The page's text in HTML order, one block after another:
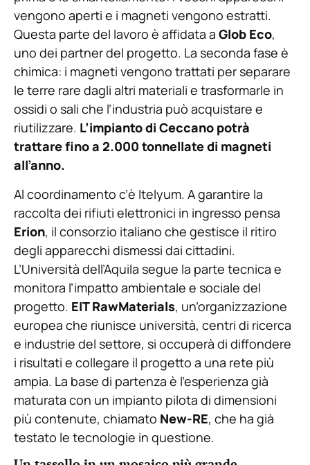
vengono aperti e i magneti vengono estratti.
Questa parte del lavoro è affidata a Glob Eco,
uno dei partner del progetto. La seconda fase è
chimica: i magneti vengono trattati per separare
le terre rare dagli altri materiali e trasformarle in
ossidi o sali che l’industria può acquistare e
riutilizzare. L’impianto di Ceccano potrà
trattare fino a 2.000 tonnellate di magneti
all’anno.
Al coordinamento c’è Itelyum. A garantire la
raccolta dei rifiuti elettronici in ingresso pensa
Erion, il consorzio italiano che gestisce il ritiro
degli apparecchi dismessi dai cittadini.
L’Università dell’Aquila segue la parte tecnica e
monitora l’impatto ambientale e sociale del
progetto. EIT RawMaterials, un’organizzazione
europea che riunisce università, centri di ricerca
e industrie del settore, si occuperà di diffondere
i risultati e collegare il progetto a una rete più
ampia. La base di partenza è l’esperienza già
maturata con un impianto pilota di dimensioni
più contenute, chiamato New-RE, che ha già
testato le tecnologie in questione.